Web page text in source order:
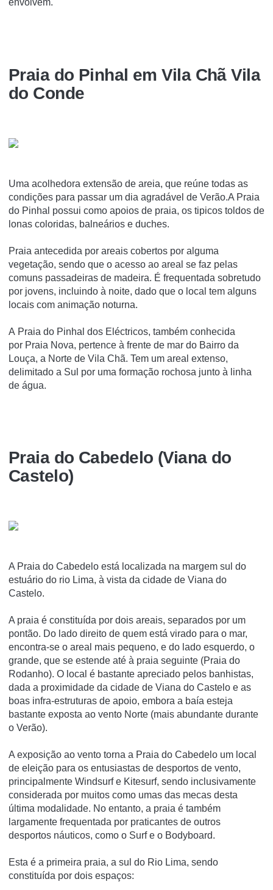
envolvem.
Praia do Pinhal em Vila Chã Vila
do Conde
Uma acolhedora extensão de areia, que reúne todas as
condições para passar um dia agradável de Verão.A Praia
do Pinhal possui como apoios de praia, os tipicos toldos de
lonas coloridas, balneários e duches.
Praia antecedida por areais cobertos por alguma
vegetação, sendo que o acesso ao areal se faz pelas
comuns passadeiras de madeira. É frequentada sobretudo
por jovens, incluindo à noite, dado que o local tem alguns
locais com animação noturna.
A Praia do Pinhal dos Eléctricos, também conhecida
por Praia Nova, pertence à frente de mar do Bairro da
Louça, a Norte de Vila Chã. Tem um areal extenso,
delimitado a Sul por uma formação rochosa junto à linha
de água.
Praia do Cabedelo (Viana do
Castelo)
A Praia do Cabedelo está localizada na margem sul do
estuário do rio Lima, à vista da cidade de Viana do
Castelo.
A praia é constituí­da por dois areais, separados por um
pontão. Do lado direito de quem está virado para o mar,
encontra-se o areal mais pequeno, e do lado esquerdo, o
grande, que se estende até à praia seguinte (Praia do
Rodanho). O local é bastante apreciado pelos banhistas,
dada a proximidade da cidade de Viana do Castelo e as
boas infra-estruturas de apoio, embora a baí­a esteja
bastante exposta ao vento Norte (mais abundante durante
o Verão).
A exposição ao vento torna a Praia do Cabedelo um local
de eleição para os entusiastas de desportos de vento,
principalmente Windsurf e Kitesurf, sendo inclusivamente
considerada por muitos como umas das mecas desta
última modalidade. No entanto, a praia é também
largamente frequentada por praticantes de outros
desportos náuticos, como o Surf e o Bodyboard.
Esta é a primeira praia, a sul do Rio Lima, sendo
constituída por dois espaços: